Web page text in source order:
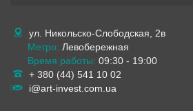
ул. Никольско-Слободская, 2в
Метро: Левобережная
Время работы: 09:30 - 19:00
+ 380 (44) 541 10 02
i@art-invest.com.ua